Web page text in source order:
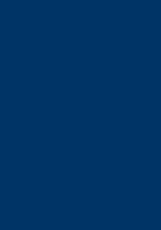
掛か
TFO
間中
途中
開催